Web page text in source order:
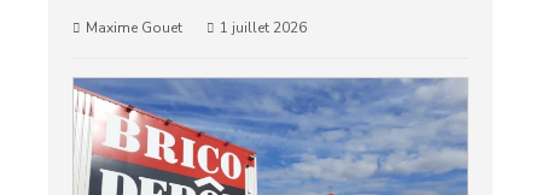
Maxime Gouet 1 juillet 2026